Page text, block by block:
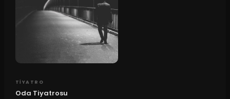
TIYATRO
Oda Tiyatrosu